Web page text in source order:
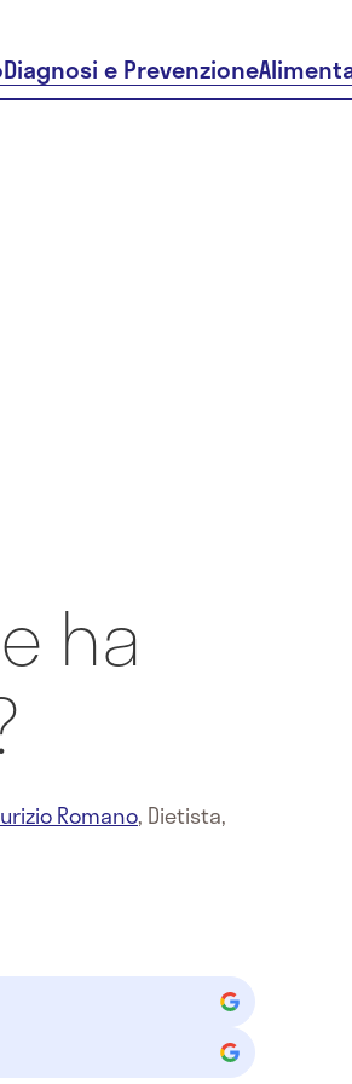
Diagnosi e Prevenzione
ha
Romano, Dietista,